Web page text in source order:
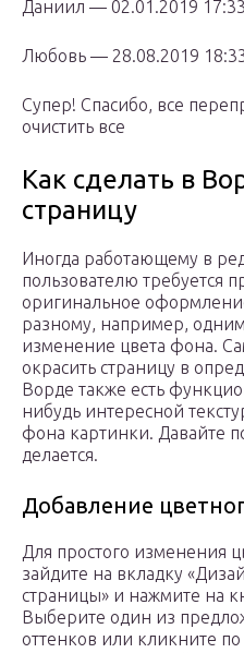
Даниил — 02.01.2019 17:33
Любовь — 28.08.2019
Супер! Спасибо, все
очистить все
Как сделать в
страницу
Иногда работающему в
пользователю требуется
оригинальное
разному, например,
изменение цвета фона.
окрасить страницу в
Ворде также есть
нибудь интересной
фона картинки. Давайте
делается.
Добавление
Для простого изменения
зайдите на вкладку
страницы» и нажмите на
Выберите один из
оттенков или кликните